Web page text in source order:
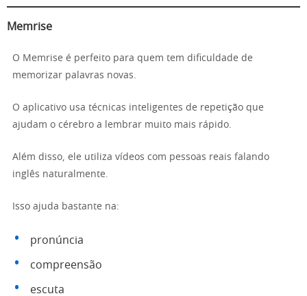
Memrise
O Memrise é perfeito para quem tem dificuldade de
memorizar palavras novas.
O aplicativo usa técnicas inteligentes de repetição que
ajudam o cérebro a lembrar muito mais rápido.
Além disso, ele utiliza vídeos com pessoas reais falando
inglês naturalmente.
Isso ajuda bastante na:
pronúncia
compreensão
escuta